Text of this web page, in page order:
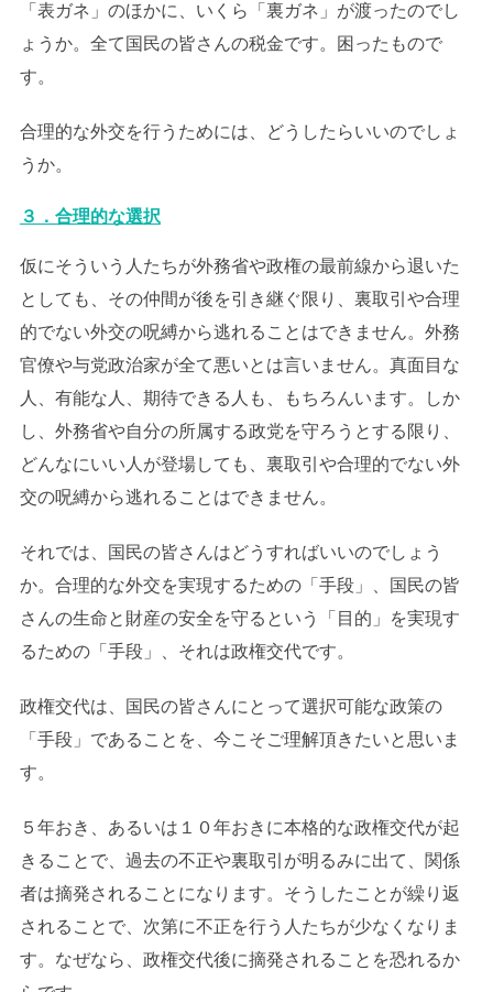
「表ガネ」のほかに、いくら「裏ガネ」が渡ったのでし
ょうか。全て国民の皆さんの税金です。困ったもので
す。
合理的な外交を行うためには、どうしたらいいのでしょ
うか。
３．合理的な選択
仮にそういう人たちが外務省や政権の最前線から退いた
としても、その仲間が後を引き継ぐ限り、裏取引や合理
的でない外交の呪縛から逃れることはできません。外務
官僚や与党政治家が全て悪いとは言いません。真面目な
人、有能な人、期待できる人も、もちろんいます。しか
し、外務省や自分の所属する政党を守ろうとする限り、
どんなにいい人が登場しても、裏取引や合理的でない外
交の呪縛から逃れることはできません。
それでは、国民の皆さんはどうすればいいのでしょう
か。合理的な外交を実現するための「手段」、国民の皆
さんの生命と財産の安全を守るという「目的」を実現す
るための「手段」、それは政権交代です。
政権交代は、国民の皆さんにとって選択可能な政策の
「手段」であることを、今こそご理解頂きたいと思いま
す。
５年おき、あるいは１０年おきに本格的な政権交代が起
きることで、過去の不正や裏取引が明るみに出て、関係
者は摘発されることになります。そうしたことが繰り返
されることで、次第に不正を行う人たちが少なくなりま
す。なぜなら、政権交代後に摘発されることを恐れるか